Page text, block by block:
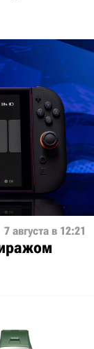
7 августа в 12:21